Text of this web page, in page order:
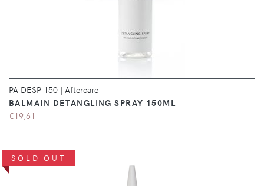
PA DESP 150 | Aftercare
BALMAIN DETANGLING SPRAY 150ML
€19,61
SOLD OUT